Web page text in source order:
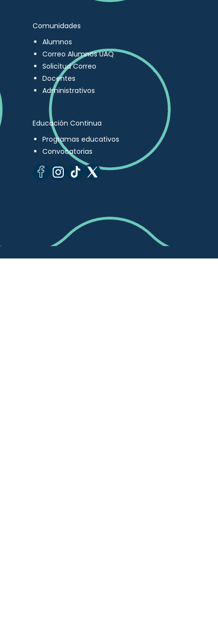
Comunidades
Alumnos
Correo Alumnos UAQ
Solicitud Correo
Docentes
Administrativos
Educación Continua
Programas educativos
Convocatorias